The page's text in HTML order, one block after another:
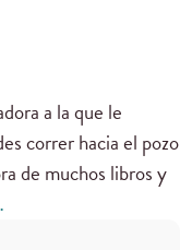
a la que le
correr hacia el pozo
de muchos libros y